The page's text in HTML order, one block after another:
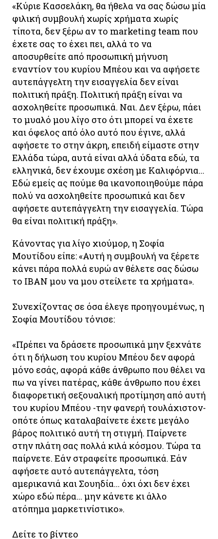
«Κύριε Κασσελάκη, θα ήθελα να σας δώσω μία
φιλική συμβουλή χωρίς χρήματα χωρίς
τίποτα, δεν ξέρω αν το marketing team που
έχετε σας το έχει πει, αλλά το να
αποσυρθείτε από προσωπική μήνυση
εναντίον του κυρίου Μπέου και να αφήσετε
αυτεπάγγελτη την εισαγγελία δεν είναι
πολιτική πράξη. Πολιτική πράξη είναι να
ασχοληθείτε προσωπικά. Ναι. Δεν ξέρω, πάει
το μυαλό μου λίγο στο ότι μπορεί να έχετε
και όφελος από όλο αυτό που έγινε, αλλά
αφήσετε το στην άκρη, επειδή είμαστε στην
Ελλάδα τώρα, αυτά είναι αλλά ύδατα εδώ, τα
ελληνικά, δεν έχουμε σχέση με Καλιφόρνια...
Εδώ εμείς ας πούμε θα ικανοποιηθούμε πάρα
πολύ να ασχοληθείτε προσωπικά και δεν
αφήσετε αυτεπάγγελτη την εισαγγελία. Τώρα
θα είναι πολιτική πράξη».
Κάνοντας για λίγο χιούμορ, η Σοφία
Μουτίδου είπε: «Αυτή η συμβουλή να ξέρετε
κάνει πάρα πολλά ευρώ αν θέλετε σας δώσω
το IBAN μου να μου στείλετε τα χρήματα».
Συνεχίζοντας σε όσα έλεγε προηγουμένως, η
Σοφία Μουτίδου τόνισε:
«Πρέπει να δράσετε προσωπικά μην ξεχνάτε
ότι η δήλωση του κυρίου Μπέου δεν αφορά
μόνο εσάς, αφορά κάθε άνθρωπο που θέλει να
πω να γίνει πατέρας, κάθε άνθρωπο που έχει
διαφορετική σεξουαλική προτίμηση από αυτή
του κυρίου Μπέου -την φανερή τουλάχιστον-
οπότε όπως καταλαβαίνετε έχετε μεγάλο
βάρος πολιτικό αυτή τη στιγμή. Παίρνετε
στην πλάτη σας πολλά κιλά κόσμου. Τώρα τα
παίρνετε. Εάν στραφείτε προσωπικά. Εάν
αφήσετε αυτό αυτεπάγγελτα, τόση
αμερικανιά και Σουηδία... όχι όχι δεν έχει
χώρο εδώ πέρα... μην κάνετε κι άλλο
ατόπημα μαρκετινίστικο».
Δείτε το βίντεο